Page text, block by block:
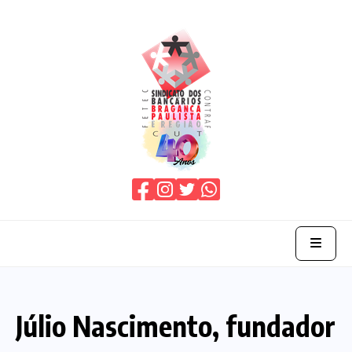
O Sindicato
Júlio Nascimento, fundador